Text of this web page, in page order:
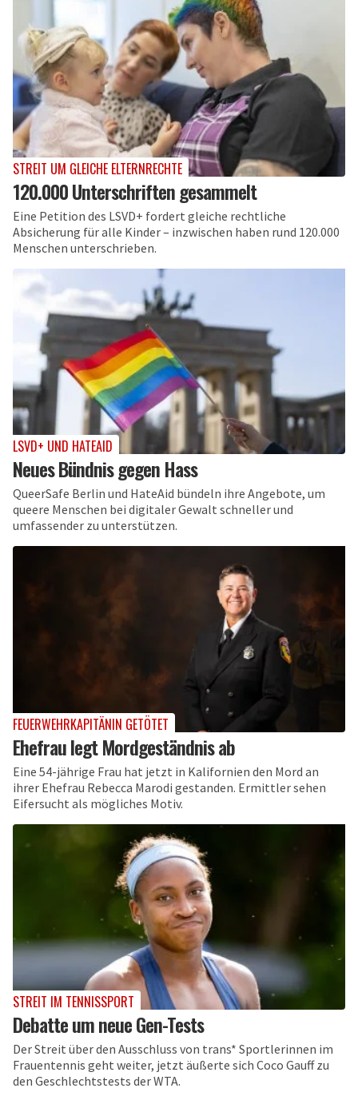
STREIT UM GLEICHE ELTERNRECHTE
120.000 Unterschriften gesammelt
Eine Petition des LSVD+ fordert gleiche rechtliche
Absicherung für alle Kinder – inzwischen haben rund 120.000
Menschen unterschrieben.
LSVD+ UND HATEAID
Neues Bündnis gegen Hass
QueerSafe Berlin und HateAid bündeln ihre Angebote, um
queere Menschen bei digitaler Gewalt schneller und
umfassender zu unterstützen.
FEUERWEHRKAPITÄNIN GETÖTET
Ehefrau legt Mordgeständnis ab
Eine 54-jährige Frau hat jetzt in Kalifornien den Mord an
ihrer Ehefrau Rebecca Marodi gestanden. Ermittler sehen
Eifersucht als mögliches Motiv.
STREIT IM TENNISSPORT
Debatte um neue Gen-Tests
Der Streit über den Ausschluss von trans* Sportlerinnen im
Frauentennis geht weiter, jetzt äußerte sich Coco Gauff zu
den Geschlechtstests der WTA.